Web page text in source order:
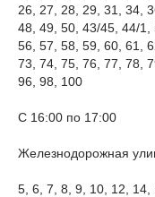
26, 27, 28, 29, 31, 34,
48, 49, 50, 43/45, 44/
56, 57, 58, 59, 60, 61,
73, 74, 75, 76, 77, 78,
96, 98, 100
С 16:00 по 17:00
Железнодорожная
5, 6, 7, 8, 9, 10, 12, 14,